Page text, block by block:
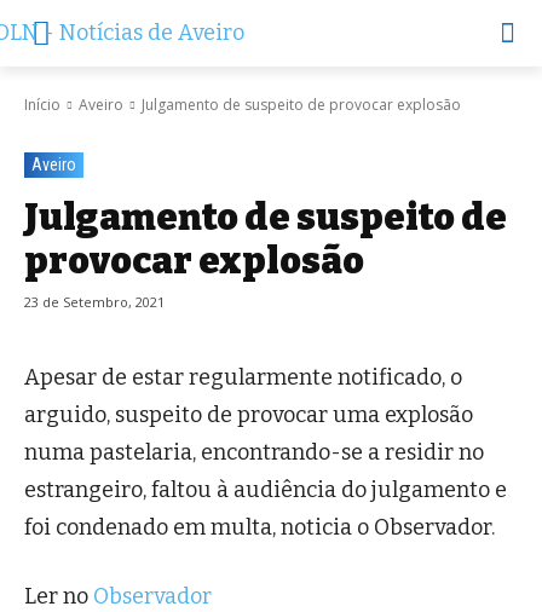
Início Aveiro Julgamento de suspeito de provocar explosão
Aveiro
Julgamento de suspeito de
provocar explosão
23 de Setembro, 2021
Apesar de estar regularmente notificado, o
arguido, suspeito de provocar uma explosão
numa pastelaria, encontrando-se a residir no
estrangeiro, faltou à audiência do julgamento e
foi condenado em multa, noticia o Observador.
Ler no Observador